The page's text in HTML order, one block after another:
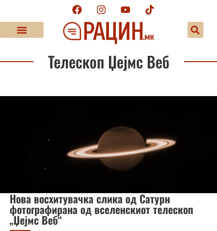
Телескоп Џејмс Веб
Нова восхитувачка слика од Сатурн
фотографирана од вселенскиот телескоп
„Џејмс Веб“